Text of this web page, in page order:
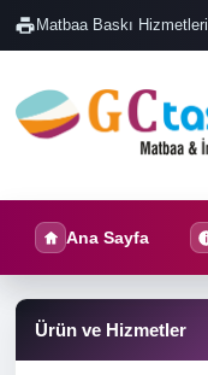
Matbaa Baskı Hizmetleri
Ana Sayfa
Ürün ve Hizmetler